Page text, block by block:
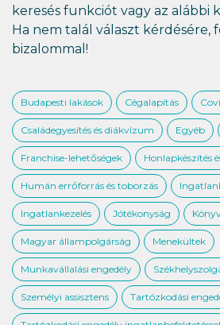
keresés funkciót vagy az alábbi
Ha nem talál választ
bizalommal!
Budapesti lakások Cégalapítás
Családegyesítés és diákvízum Egyéb
Franchise-lehetőségek Honlapkészítés
Humán errőforrás és toborzás
Ingatlankezelés Jótékonyság
Magyar állampolgárság Menekültek
Munkavállalási engedély
Személyi assisztens Tartózkodási